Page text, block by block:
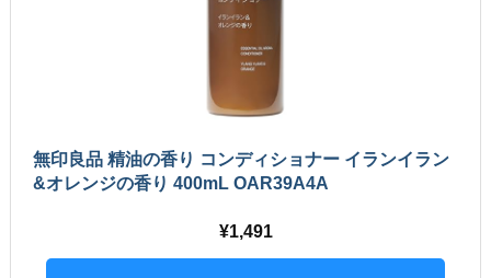
無印良品 精油の香り コンディショナー イランイラン
&オレンジの香り 400mL OAR39A4A
1,491